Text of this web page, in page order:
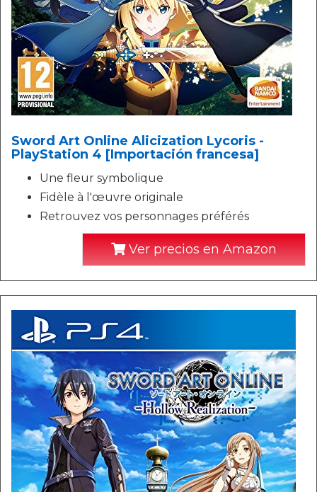
Sword Art Online Alicization Lycoris -
PlayStation 4 [Importación francesa]
Une fleur symbolique
Fidèle à l'œuvre originale
Retrouvez vos personnages préférés
Ver precios en Amazon